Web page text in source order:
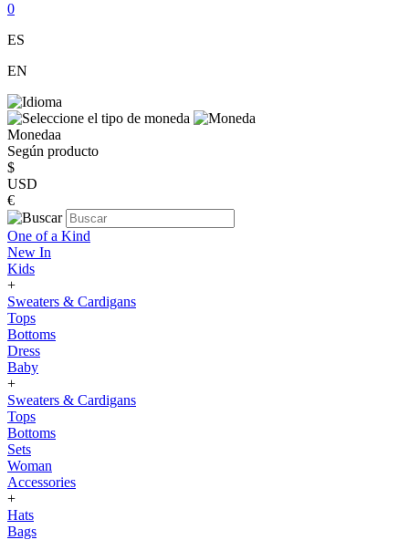
0
ES
EN
Monedaa
Según producto
$
USD
€
One of a Kind
New In
Kids
+
Sweaters & Cardigans
Tops
Bottoms
Dress
Baby
+
Sweaters & Cardigans
Tops
Bottoms
Sets
Woman
Accessories
+
Hats
Bags